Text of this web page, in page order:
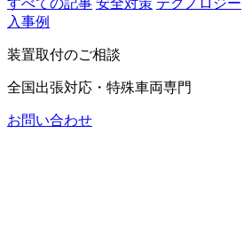
入事例
装置取付のご相談
全国出張対応・特殊車両専門
お問い合わせ